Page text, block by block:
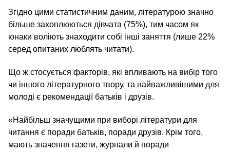
Згідно цими статистичним даним, літературою значно
більше захоплюються дівчата (75%), тим часом як
юнаки воліють знаходити собі інші заняття (лише 22%
серед опитаних люблять читати).
Що ж стосується факторів, які впливають на вибір того
чи іншого літературного твору, та найважливішими для
молоді є рекомендації батьків і друзів.
«Найбільш значущими при виборі літератури для
читання є поради батьків, поради друзів. Крім того,
мають значення газети, журнали й поради